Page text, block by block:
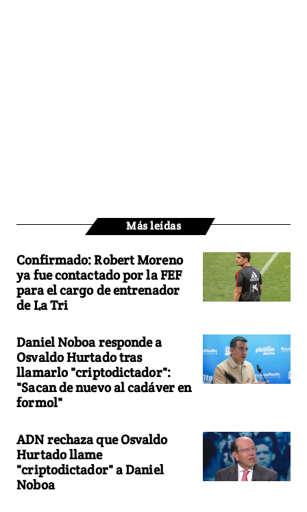
Más leídas
Confirmado: Robert Moreno
ya fue contactado por la FEF
para el cargo de entrenador
de La Tri
Daniel Noboa responde a
Osvaldo Hurtado tras
llamarlo "criptodictador":
"Sacan de nuevo al cadáver en
formol"
ADN rechaza que Osvaldo
Hurtado llame
"criptodictador" a Daniel
Noboa